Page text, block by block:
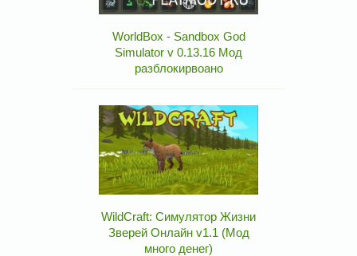
WorldBox - Sandbox God
Simulator v 0.13.16 Мод
разблокирвоано
WildCraft: Симулятор Жизни
Зверей Онлайн v1.1 (Мод
много денег)